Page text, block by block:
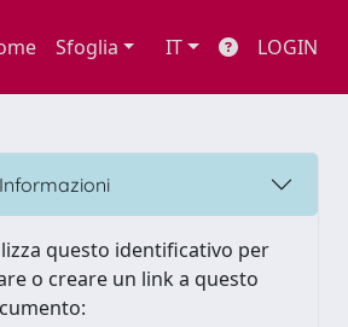
Sfoglia IT LOGIN
Informazioni
questo identificativo per
o creare un link a questo